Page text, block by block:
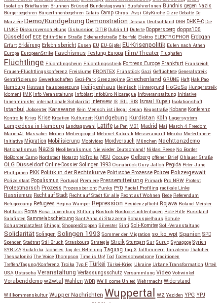
Isolation Briefkasten Brunnen Brüssel Bundestagswahl BusfahrerInnen Bündnis gegen Nazis
Bürgerbegehren BürgerInnenbegehren Calais Camp Chrysi Avgi CityKirche Cizre Debatte De
Maiziére Demo/Kundgebung Demonstration Dessau Deutschland DGB DHKP-C Die
LINKE Diskursverschiebung Diskussion DITIB Dublin III Duterte Döppersberg döpps105
Düsseldorf ECE Edith-Stein Straße Ekkehardstraße Elberfeld Elektro ELEKTROPHOR Erdogan
Erfurt Erklärung Erlebnisbericht Essen EU EU-Gipfel EU-Krisenpolitik Eulen nach Athen
Europa EuropeanStrike Faschismus Festung Europa Film/Theater Flughafen
Flüchtlinge Flüchtlingsheim Flüchtlingsstreik Fortress Europe Frankfurt Frankreich
Frauen-Flüchtlingskonferenz Freiräume FRONTEX Frühstück Gazi Geflüchtete Generalstreik
Gentrifizierung Gewerkschaften Gezi-Park Grenzregime Griechenland GRÜNE Haft Hak Pao
Hamburg Hassan hausbesetzung Heiligenhaus Heinisch Hintergrund HoGeSa Hungerstreik
Idomeni IMK Info-Veranstaltung Infoblatt Infobüro Nicaragua Infoveranstaltung Initiative
Innenminister internationale Solidarität Interview IS ISIL ISIS Ismail Küpeli Isolationshaft
Istanbul Jobcenter Karawane Kein Mensch ist illegal Kenan Keupstraße Kobane Konferenz
Kontrolle Krieg Krise Kroatien Kulturzeit Kundgebung Kurdistan Köln Lagersystem
Lampedusa in Hamburg Landtagswahl Latife Le Pen M31 Madrid Mai March 4 Freedom
Marien41 Massaker Medien Medienprojekt Mehmet Kubasik Messerangriff Mexiko MieterInnen-
Initiative Migration Mobilisierung Mobivideo Mordversuch München Nachttanzdemo
Nationalismus Nazis Neoliberalismus Nie wieder Deutschland! Niklas Reese No Border
NoBorder Camp Nordstadt Notarzt NoTroika NSU Occupy Oelberg offener Brief Ohlauer Straße
OLG Düsseldorf Online-Dossier Solingen 1993 Osnabrück Oury Jalloh Pegida Peter Jung
Phillipinen PKK Politik in der Rechtskurve Politische Prozesse Polizei Polizeigewalt
Polizeistaat Populismus Portugal Premiere Pressemitteilung Primark Pro NRW Protest
Protestmarsch Prozess Prozessbericht Punks PYD Racial Profiling radikale Linke
Rassismus Recht auf Stadt Recht auf Stadt für alle Recht auf Wohnen Rede Referendum
Refugeecamp Refugees Regina Wamper Repression Residenzpflicht Rojava Roland Meister
Rollback Roma Rosa Luxemburg Stiftung Rostock Rostock-Lichtenhagen Rote Hilfe Russland
Salafisten Sammelabschiebung Sant'Anna di Stazzema Schauspielhaus Schule
Schusterplatzfest Shingal ShoppenStoppen Silvester Sinti Soli-Komitee Soli-Veranstaltung
Solidarität Solingen Solingen 1993 Sommer der Migration so_ko_wpt Spanien SPD
Spenden Stadtrat Stil-Bruch Strasbourg Strategie Streik Stuttgart Sur Suruç Synagoge Syrien
SYRIZA Südafrika Tacheles Tag der Befreiung Tagung Tag X Talflimmern Tanzdemo Thatcher
Thessaloniki The Voice Thompson Time is Up! Tod Todesschwadrone Traditionen
Treffen/Tagung/Konferenz Troika Typ F Türkei Türkei-Krieg Ukraine Urbane Transformation Urteil
USA Ustascha Veranstaltung Verfassungsschutz Versammlung Video Vohwinkel
Vorabenddemo w2wtal Wahlen WDR We'll come United Wehrmacht Widerstand
Willkommenskultur Wupper Nachrichten Wuppertal WZ Yeziden YPG YPJ